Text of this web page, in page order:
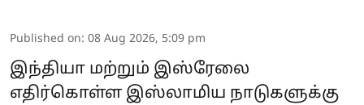
Published on: 08 Aug 2026, 5:09 pm
இந்தியா மற்றும் இஸ்ரேலை
எதிர்கொள்ள இஸ்லாமிய நாடுகளுக்கு